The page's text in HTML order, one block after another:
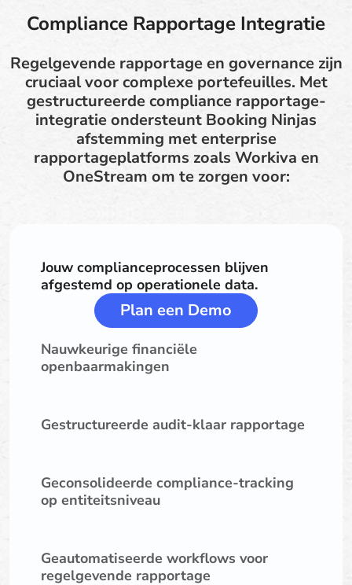
Compliance Rapportage Integratie
Regelgevende rapportage en governance zijn
cruciaal voor complexe portefeuilles. Met
gestructureerde compliance rapportage-
integratie ondersteunt Booking Ninjas
afstemming met enterprise
rapportageplatforms zoals Workiva en
OneStream om te zorgen voor:
Jouw complianceprocessen blijven
afgestemd op operationele data.
Plan een Demo
Nauwkeurige financiële
openbaarmakingen
Gestructureerde audit-klaar rapportage
Geconsolideerde compliance-tracking
op entiteitsniveau
Geautomatiseerde workflows voor
regelgevende rapportage